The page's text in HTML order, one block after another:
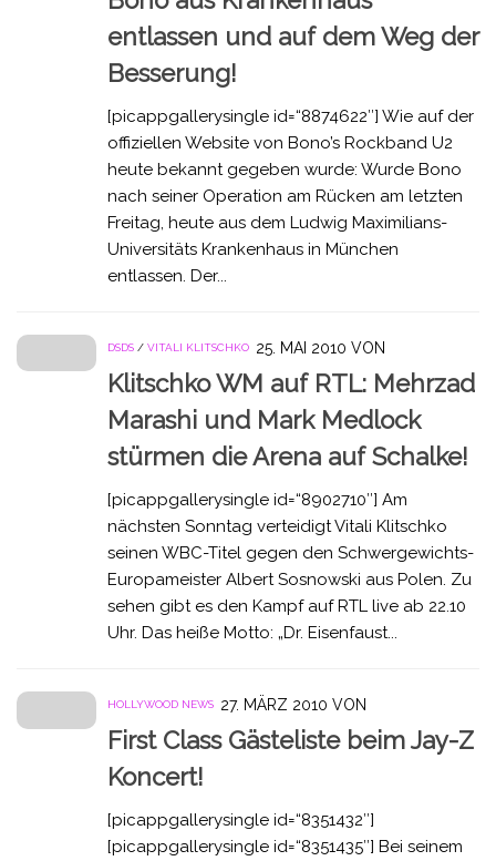
entlassen und auf dem Weg der
Besserung!
[picappgallerysingle id=“8874622″] Wie auf der
offiziellen Website von Bono’s Rockband U2
heute bekannt gegeben wurde: Wurde Bono
nach seiner Operation am Rücken am letzten
Freitag, heute aus dem Ludwig Maximilians-
Universitäts Krankenhaus in München
entlassen. Der...
DSDS / VITALI KLITSCHKO 25. MAI 2010 VON
Klitschko WM auf RTL: Mehrzad
Marashi und Mark Medlock
stürmen die Arena auf Schalke!
[picappgallerysingle id=“8902710″] Am
nächsten Sonntag verteidigt Vitali Klitschko
seinen WBC-Titel gegen den Schwergewichts-
Europameister Albert Sosnowski aus Polen. Zu
sehen gibt es den Kampf auf RTL live ab 22.10
Uhr. Das heiße Motto: „Dr. Eisenfaust...
HOLLYWOOD NEWS 27. MÄRZ 2010 VON
First Class Gästeliste beim Jay-Z
Koncert!
[picappgallerysingle id=“8351432″]
[picappgallerysingle id=“8351435″] Bei seinem